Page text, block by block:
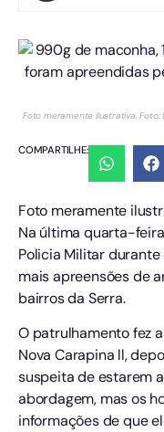
Foto meramente ilustrativa. Foto:
COMPARTILHE:
Foto meramente
Na última quarta-
Policia Militar
mais apreensões de
bairros da Serra.
O patrulhamento fez
Nova Carapina ll,
suspeita de estarem
abordagem, mas os
informações de que